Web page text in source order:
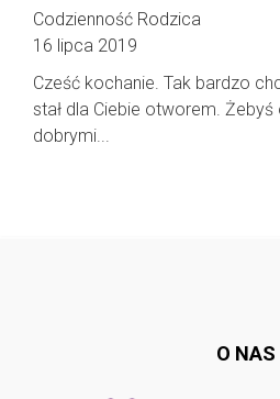
Codzienność Rodzica
16 lipca 2019
Cześć kochanie. Tak bardzo
stał dla Ciebie otworem. Żebyś
dobrymi...
O NAS